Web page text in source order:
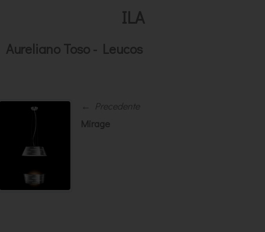
ILA
Aureliano Toso - Leucos
← Precedente
Mirage